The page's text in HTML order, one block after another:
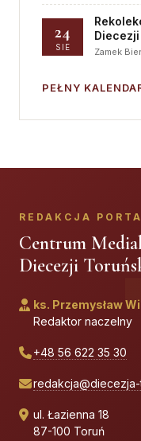
24
SIE Zamek
PEŁNY
REDAKCJA
Centrum
Diecezji
ks. Przemysław
Redaktor naczelny
+48 56 622 35 30
ul. Łazienna 18
87-100 Toruń